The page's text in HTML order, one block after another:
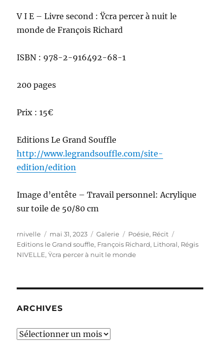
V I E – Livre second : Ÿcra percer à nuit le
monde de François Richard
ISBN : 978-2-916492-68-1
200 pages
Prix : 15€
Editions Le Grand Souffle
http://www.legrandsouffle.com/site-
edition/edition
Image d’entête – Travail personnel: Acrylique
sur toile de 50/80 cm
Auteur
rnivelle
Publié
le
mai 31, 2023 Format
Galerie Catégories
Poésie, Récit
Editions le Grand souffle, François Richard, Lithoral, Régis
NIVELLE,Ÿcra percer à nuit le monde
ARCHIVES
Archives